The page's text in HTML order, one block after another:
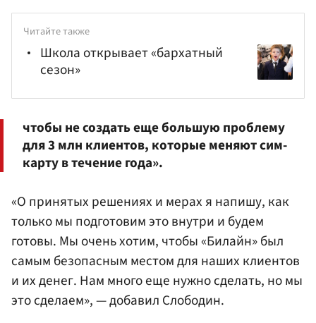
Читайте также
Школа открывает «бархатный
сезон»
чтобы не создать еще большую проблему
для 3 млн клиентов, которые меняют сим-
карту в течение года».
«О принятых решениях и мерах я напишу, как
только мы подготовим это внутри и будем
готовы. Мы очень хотим, чтобы «Билайн» был
самым безопасным местом для наших клиентов
и их денег. Нам много еще нужно сделать, но мы
это сделаем», — добавил Слободин.